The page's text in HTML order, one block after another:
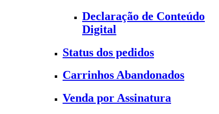
Declaração de Conteúdo
Digital
Status dos pedidos
Carrinhos Abandonados
Venda por Assinatura